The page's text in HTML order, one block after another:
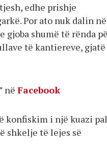
edhe prishje
Por ato nuk dalin në
gjoba shumë të rënda
të kantiereve, gjatë
në Facebook
konfiskim i një kuazi
shkelje të lejes së